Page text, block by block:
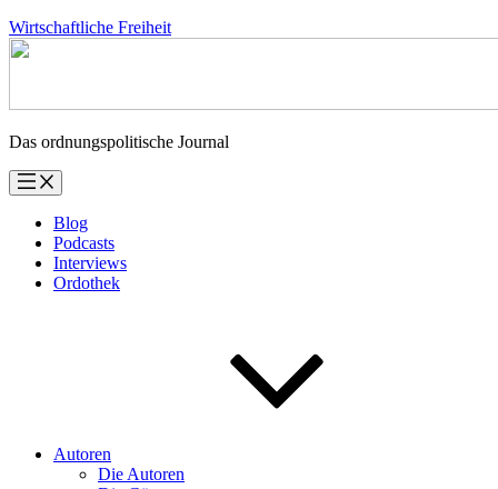
Zum
Inhalt
Wirtschaftliche Freiheit
Das ordnungspolitische Journal
Blog
Podcasts
Interviews
Ordothek
Autoren
Die Autoren